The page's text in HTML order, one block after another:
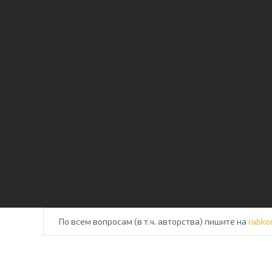
По всем вопросам (в т.ч. авторства) пишите на